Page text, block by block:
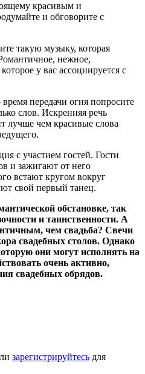
красивым и
и обговорите с
такую музыку, которая
нежное,
у вас ассоциируется с
передачи огня попросите
слов. Искренняя речь
лучше чем красивые слова
с участием гостей. Гости
и зажигают от него
встают кругом вокруг
свой первый танец.
обстановке, так
и таинственности. А
чем свадьба? Свечи
свадебных столов. Однако
они могут исполнять на
очень активно,
свадебных обрядов.
зарегистрируйтесь для